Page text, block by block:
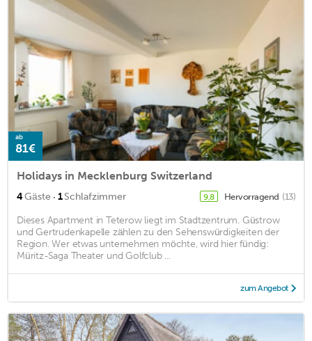
ab
81€
Holidays in Mecklenburg Switzerland
4Gäste · 1Schlafzimmer 9,8 Hervorragend (13)
Dieses Apartment in Teterow liegt im Stadtzentrum. Güstrow
und Gertrudenkapelle zählen zu den Sehenswürdigkeiten der
Region. Wer etwas unternehmen möchte, wird hier fündig:
Müritz-Saga Theater und Golfclub ...
zum Angebot